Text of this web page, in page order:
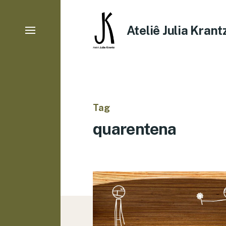
Ateliê Julia
Tag
quarentena